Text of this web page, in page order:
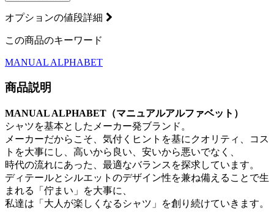
オプションの値段詳細
この商品のキーワード
MANUAL ALPHABET
商品説明
MANUAL ALPHABET（マニュアルアルファベット）
シャツを基本としたメーカー発ブランド。
メーカーだからこそ、気付くヒントを基にクオリティ、コス
トを大事にし、高いから良い、安いから悪いでなく、
時代の流れにあった、最適なバランスを探求しています。
ディテールとシルエットのデザイン性を兼ね備えることで生
まれる「佇まい」を大事に、
私達は「大人が楽しくなるシャツ」を創り続けていきます。